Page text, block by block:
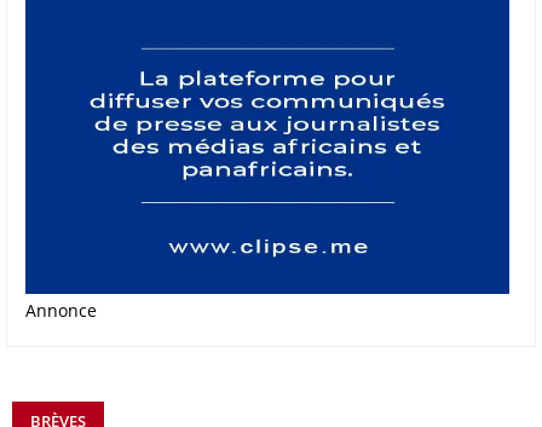
Annonce
BRÈVES